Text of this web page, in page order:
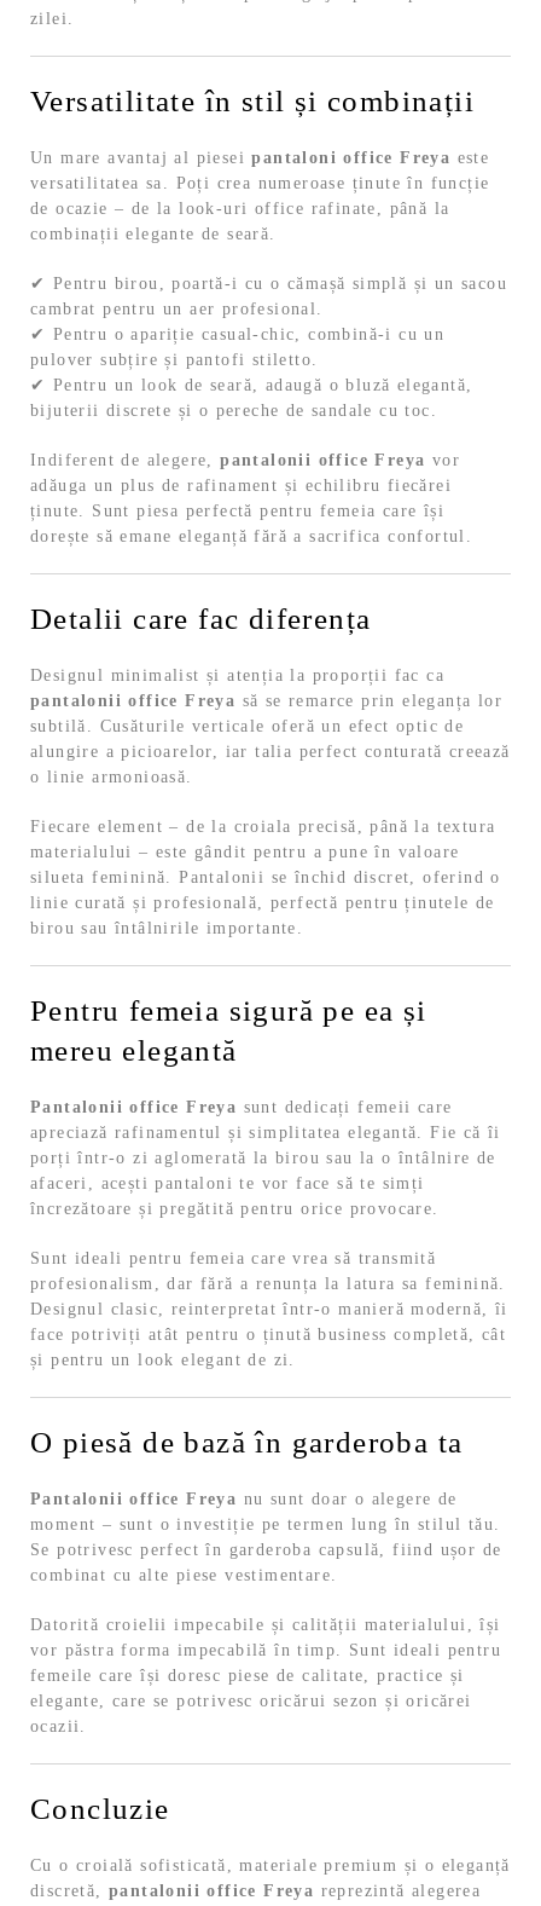
zilei.
Versatilitate în stil și combinații
Un mare avantaj al pieseipantaloni office Freya este
versatilitatea sa. Poți crea numeroase ținute în funcție
de ocazie – de la look-uri office rafinate, până la
combinații elegante de seară.
✔ Pentru birou, poartă-i cu o cămașă simplă și un sacou
cambrat pentru un aer profesional.
✔ Pentru o apariție casual-chic, combină-i cu un
pulover subțire și pantofi stiletto.
✔ Pentru un look de seară, adaugă o bluză elegantă,
bijuterii discrete și o pereche de sandale cu toc.
Indiferent de alegere,pantalonii office Freya vor
adăuga un plus de rafinament și echilibru fiecărei
ținute. Sunt piesa perfectă pentru femeia care își
dorește să emane eleganță fără a sacrifica confortul.
Detalii care fac diferența
Designul minimalist și atenția la proporții fac ca
pantalonii office Freya să se remarce prin eleganța lor
subtilă. Cusăturile verticale oferă un efect optic de
alungire a picioarelor, iar talia perfect conturată creează
o linie armonioasă.
Fiecare element – de la croiala precisă, până la textura
materialului – este gândit pentru a pune în valoare
silueta feminină. Pantalonii se închid discret, oferind o
linie curată și profesională, perfectă pentru ținutele de
birou sau întâlnirile importante.
Pentru femeia sigură pe ea și
mereu elegantă
Pantalonii office Freya sunt dedicați femeii care
apreciază rafinamentul și simplitatea elegantă. Fie că îi
porți într-o zi aglomerată la birou sau la o întâlnire de
afaceri, acești pantaloni te vor face să te simți
încrezătoare și pregătită pentru orice provocare.
Sunt ideali pentru femeia care vrea să transmită
profesionalism, dar fără a renunța la latura sa feminină.
Designul clasic, reinterpretat într-o manieră modernă, îi
face potriviți atât pentru o ținută business completă, cât
și pentru un look elegant de zi.
O piesă de bază în garderoba ta
Pantalonii office Freya nu sunt doar o alegere de
moment – sunt o investiție pe termen lung în stilul tău.
Se potrivesc perfect în garderoba capsulă, fiind ușor de
combinat cu alte piese vestimentare.
Datorită croielii impecabile și calității materialului, își
vor păstra forma impecabilă în timp. Sunt ideali pentru
femeile care își doresc piese de calitate, practice și
elegante, care se potrivesc oricărui sezon și oricărei
ocazii.
Concluzie
Cu o croială sofisticată, materiale premium și o eleganță
discretă,pantalonii office Freya reprezintă alegerea